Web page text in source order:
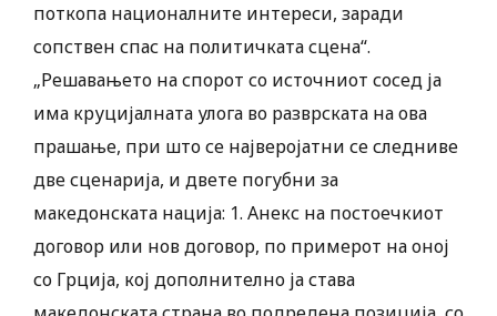
поткопа националните интереси, заради
сопствен спас на политичката сцена“.
„Решавањето на спорот со источниот сосед ја
има круцијалната улога во разврската на ова
прашање, при што се најверојатни се следниве
две сценарија, и двете погубни за
македонската нација: 1. Анекс на постоечкиот
договор или нов договор, по примерот на оној
со Грција, кој дополнително ја става